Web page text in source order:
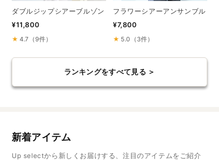
ダブルジップシアーブルゾン
¥11,800
★ 4.7（9件）
フラワーシアーアンサンブル
¥7,800
★ 5.0（3件）
ランキングをすべて見る ＞
新着アイテム
Up selectから新しくお届けする、注目のアイテムをご紹介